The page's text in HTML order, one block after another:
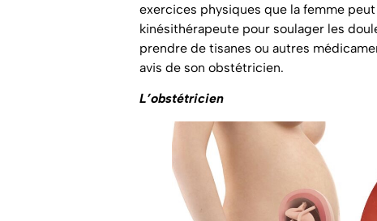
exercices physiques que la femme
kinésithérapeute pour soulager les
prendre de tisanes ou autres
avis de son obstétricien.
L’obstétricien